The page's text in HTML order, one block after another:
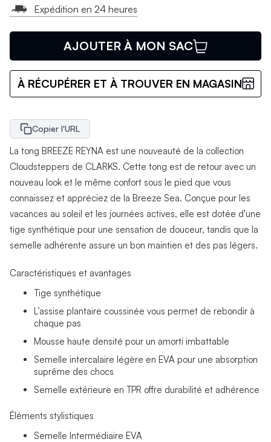
Expédition en 24 heures
AJOUTER À MON SAC
À RÉCUPÉRER ET À TROUVER EN MAGASIN
Copier l'URL
La tong BREEZE REYNA est une nouveauté de la collection
Cloudsteppers de CLARKS. Cette tong est de retour avec un
nouveau look et le même confort sous le pied que vous
connaissez et appréciez de la Breeze Sea. Conçue pour les
vacances au soleil et les journées actives, elle est dotée d'une
tige synthétique pour une sensation de douceur, tandis que la
semelle adhérente assure un bon maintien et des pas légers.
Caractéristiques et avantages
Tige synthétique
L’assise plantaire coussinée vous permet de rebondir à
chaque pas
Mousse haute densité pour un amorti imbattable
Semelle intercalaire légère en EVA pour une absorption
suprême des chocs
Semelle extérieure en TPR offre durabilité et adhérence
Éléments stylistiques
Semelle Intermédiaire EVA